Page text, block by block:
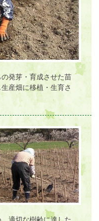
発芽・育成させた苗
産畑に移植・生育さ